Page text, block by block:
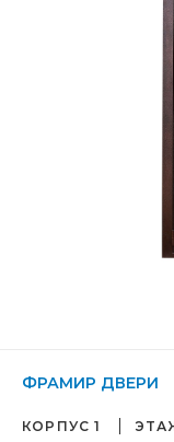
ФРАМИР ДВЕРИ
КОРПУС 1